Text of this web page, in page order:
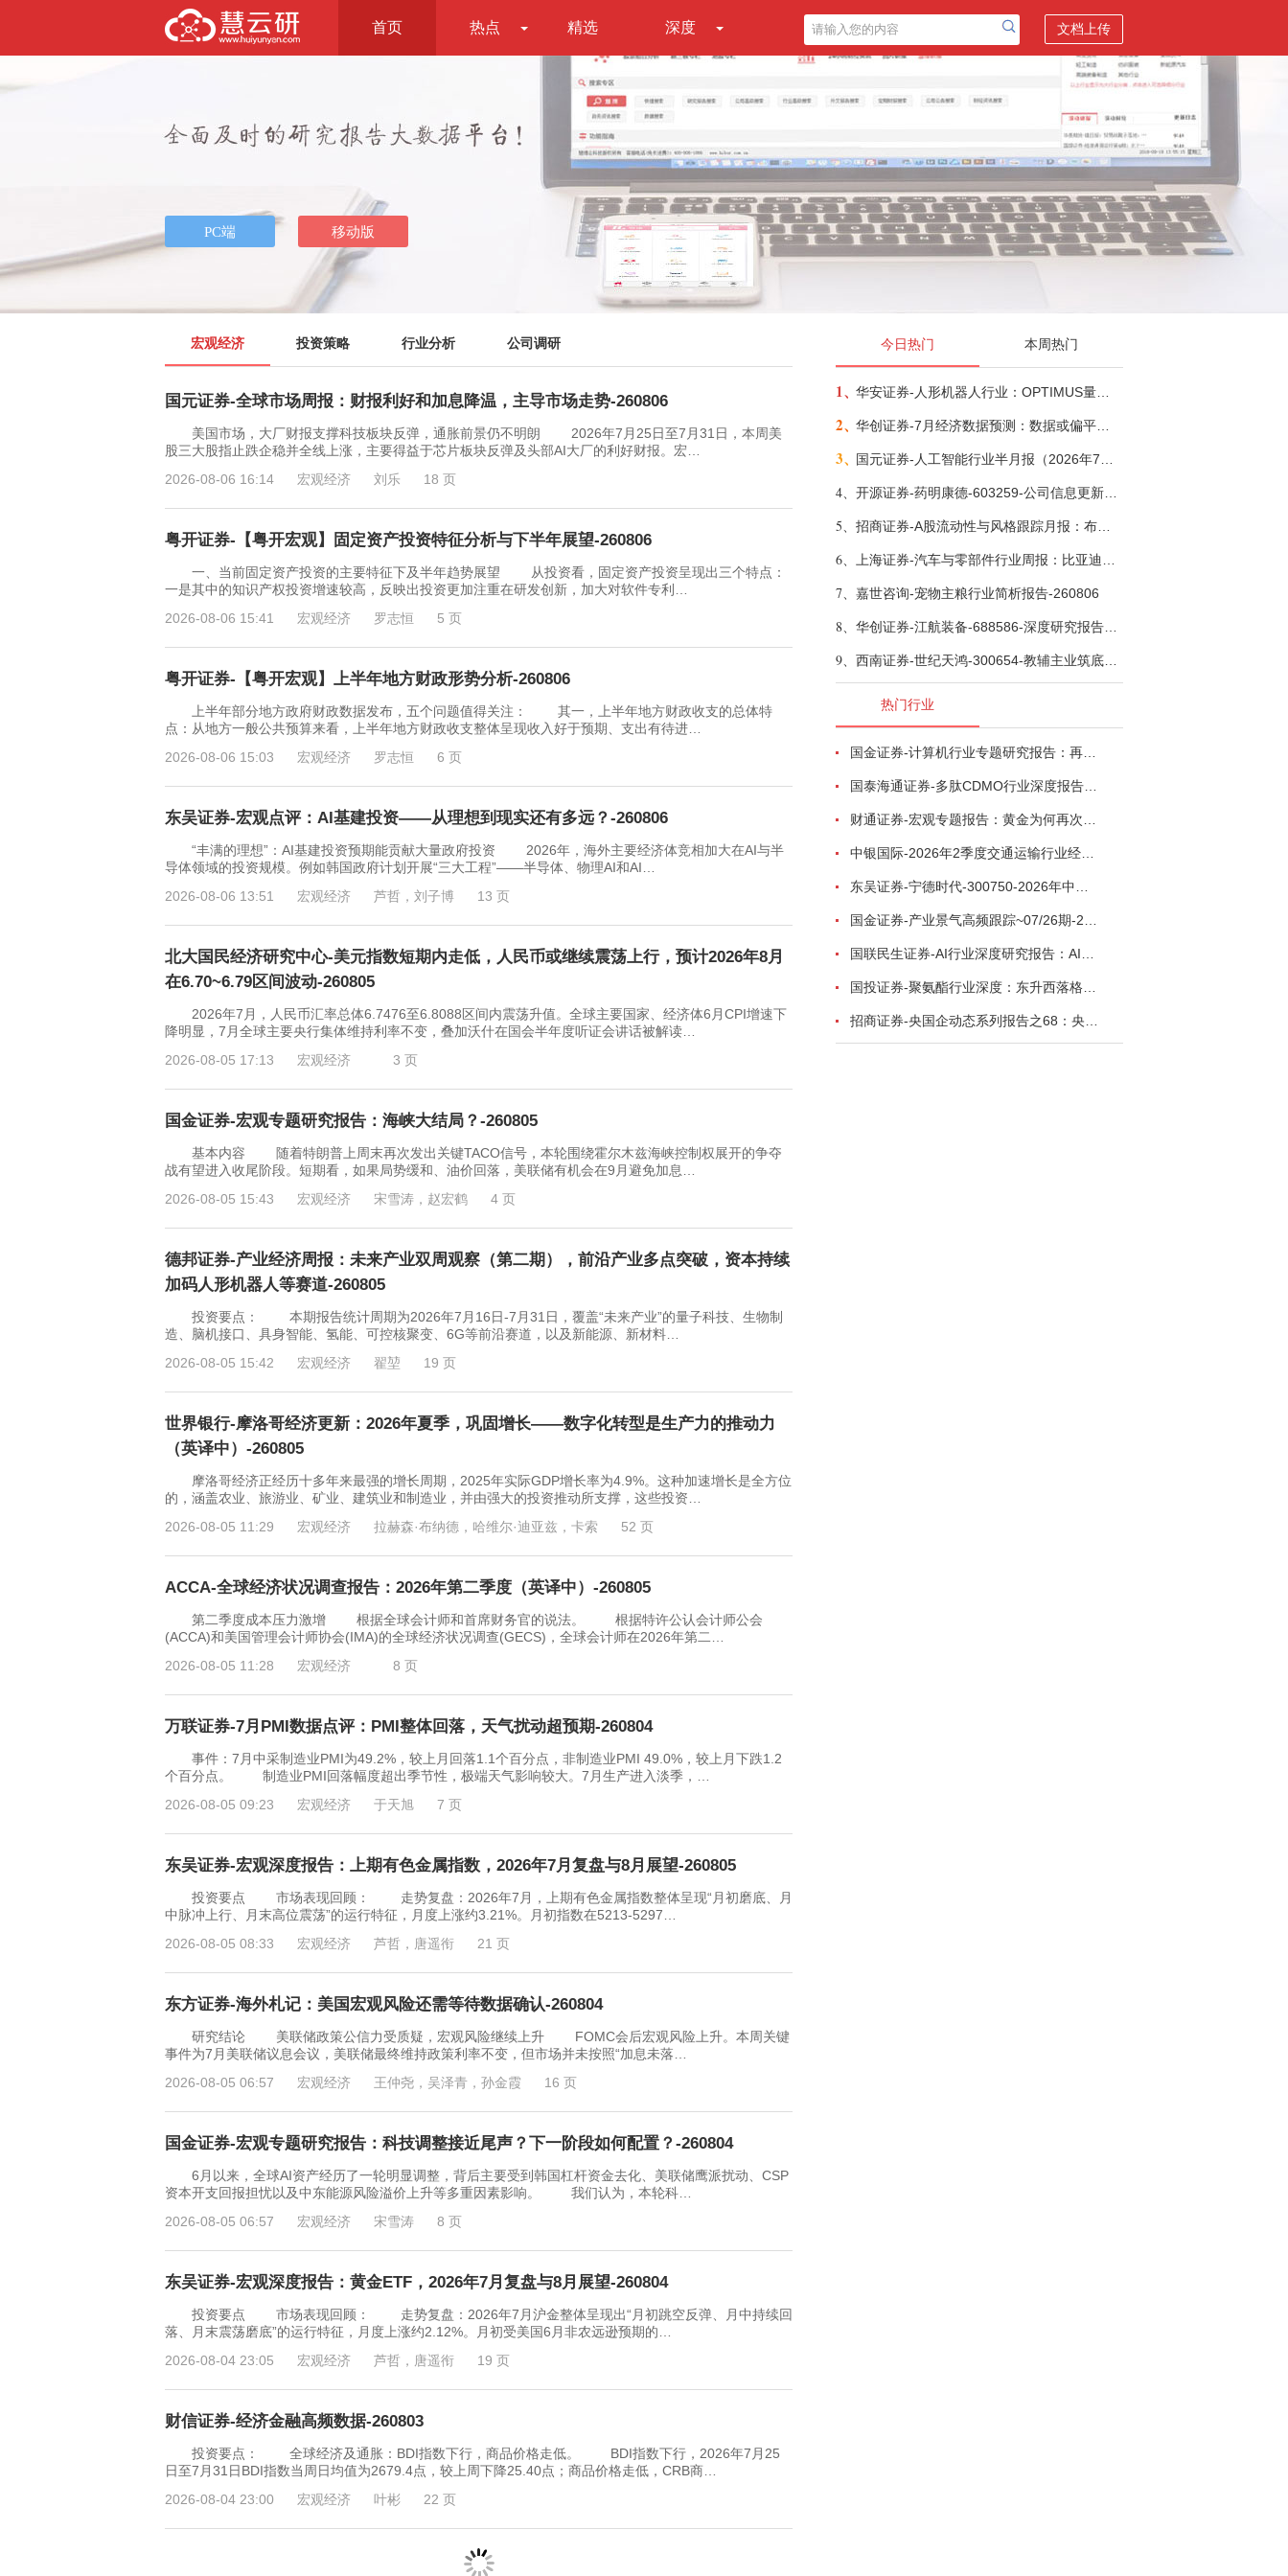
首页 热点 精选 深度 文档上传
宏观经济 投资策略 行业分析 公司调研
国元证券-全球市场周报：财报利好和加息降温，主导市场走势-260806
美国市场，大厂财报支撑科技板块反弹，通胀前景仍不明朗 2026年7月25日至7月31日，本周美
股三大股指止跌企稳并全线上涨，主要得益于芯片板块反弹及头部AI大厂的利好财报。宏…
2026-08-06 16:14
宏观经济 刘乐 18 页
粤开证券-【粤开宏观】固定资产投资特征分析与下半年展望-260806
一、当前固定资产投资的主要特征下及半年趋势展望 从投资看，固定资产投资呈现出三个特点：
一是其中的知识产权投资增速较高，反映出投资更加注重在研发创新，加大对软件专利…
2026-08-06 15:41
宏观经济 罗志恒 5 页
粤开证券-【粤开宏观】上半年地方财政形势分析-260806
上半年部分地方政府财政数据发布，五个问题值得关注： 其一，上半年地方财政收支的总体特
点：从地方一般公共预算来看，上半年地方财政收支整体呈现收入好于预期、支出有待进…
2026-08-06 15:03
宏观经济 罗志恒 6 页
东吴证券-宏观点评：AI基建投资——从理想到现实还有多远？-260806
“丰满的理想”：AI基建投资预期能贡献大量政府投资 2026年，海外主要经济体竞相加大在AI与半
导体领域的投资规模。例如韩国政府计划开展“三大工程”——半导体、物理AI和AI…
2026-08-06 13:51
宏观经济 芦哲，刘子博 13 页
北大国民经济研究中心-美元指数短期内走低，人民币或继续震荡上行，预计2026年8月
在6.70~6.79区间波动-260805
2026年7月，人民币汇率总体6.7476至6.8088区间内震荡升值。全球主要国家、经济体6月CPI增速下
降明显，7月全球主要央行集体维持利率不变，叠加沃什在国会半年度听证会讲话被解读…
2026-08-05 17:13
宏观经济 3 页
国金证券-宏观专题研究报告：海峡大结局？-260805
基本内容 随着特朗普上周末再次发出关键TACO信号，本轮围绕霍尔木兹海峡控制权展开的争夺
战有望进入收尾阶段。短期看，如果局势缓和、油价回落，美联储有机会在9月避免加息…
2026-08-05 15:43
宏观经济 宋雪涛，赵宏鹤 4 页
德邦证券-产业经济周报：未来产业双周观察（第二期），前沿产业多点突破，资本持续
加码人形机器人等赛道-260805
投资要点： 本期报告统计周期为2026年7月16日-7月31日，覆盖“未来产业”的量子科技、生物制
造、脑机接口、具身智能、氢能、可控核聚变、6G等前沿赛道，以及新能源、新材料…
2026-08-05 15:42
宏观经济 翟堃 19 页
世界银行-摩洛哥经济更新：2026年夏季，巩固增长——数字化转型是生产力的推动力
（英译中）-260805
摩洛哥经济正经历十多年来最强的增长周期，2025年实际GDP增长率为4.9%。这种加速增长是全方位
的，涵盖农业、旅游业、矿业、建筑业和制造业，并由强大的投资推动所支撑，这些投资…
2026-08-05 11:29
宏观经济 拉赫森·布纳德，哈维尔·迪亚兹，卡索 52 页
ACCA-全球经济状况调查报告：2026年第二季度（英译中）-260805
第二季度成本压力激增 根据全球会计师和首席财务官的说法。 根据特许公认会计师公会
(ACCA)和美国管理会计师协会(IMA)的全球经济状况调查(GECS)，全球会计师在2026年第二…
2026-08-05 11:28
宏观经济 8 页
万联证券-7月PMI数据点评：PMI整体回落，天气扰动超预期-260804
事件：7月中采制造业PMI为49.2%，较上月回落1.1个百分点，非制造业PMI 49.0%，较上月下跌1.2
个百分点。 制造业PMI回落幅度超出季节性，极端天气影响较大。7月生产进入淡季，…
2026-08-05 09:23
宏观经济 于天旭 7 页
东吴证券-宏观深度报告：上期有色金属指数，2026年7月复盘与8月展望-260805
投资要点 市场表现回顾： 走势复盘：2026年7月，上期有色金属指数整体呈现“月初磨底、月
中脉冲上行、月末高位震荡”的运行特征，月度上涨约3.21%。月初指数在5213-5297…
2026-08-05 08:33
宏观经济 芦哲，唐遥衔 21 页
东方证券-海外札记：美国宏观风险还需等待数据确认-260804
研究结论 美联储政策公信力受质疑，宏观风险继续上升 FOMC会后宏观风险上升。本周关键
事件为7月美联储议息会议，美联储最终维持政策利率不变，但市场并未按照“加息未落…
2026-08-05 06:57
宏观经济 王仲尧，吴泽青，孙金霞 16 页
国金证券-宏观专题研究报告：科技调整接近尾声？下一阶段如何配置？-260804
6月以来，全球AI资产经历了一轮明显调整，背后主要受到韩国杠杆资金去化、美联储鹰派扰动、CSP
资本开支回报担忧以及中东能源风险溢价上升等多重因素影响。 我们认为，本轮科…
2026-08-05 06:57
宏观经济 宋雪涛 8 页
东吴证券-宏观深度报告：黄金ETF，2026年7月复盘与8月展望-260804
投资要点 市场表现回顾： 走势复盘：2026年7月沪金整体呈现出“月初跳空反弹、月中持续回
落、月末震荡磨底”的运行特征，月度上涨约2.12%。月初受美国6月非农远逊预期的…
2026-08-04 23:05
宏观经济 芦哲，唐遥衔 19 页
财信证券-经济金融高频数据-260803
投资要点： 全球经济及通胀：BDI指数下行，商品价格走低。 BDI指数下行，2026年7月25
日至7月31日BDI指数当周日均值为2679.4点，较上周下降25.40点；商品价格走低，CRB商…
2026-08-04 23:00
宏观经济 叶彬 22 页
今日热门 本周热门
1、
2、
3、
4、
5、
6、
7、 嘉世咨询-宠物主粮行业简析报告-260806
8、
9、
热门行业